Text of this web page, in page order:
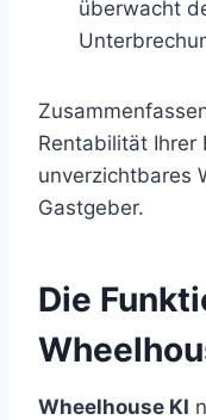
überwacht
Rentabilität Ihrer
unverzichtbares
Gastgeber.
Die
Wheelhouse KI